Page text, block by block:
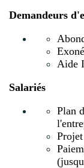
Demandeurs
Aide
Salariés
Plan